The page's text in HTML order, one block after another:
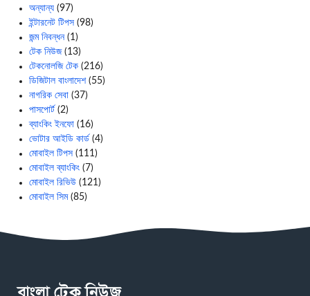
অন্যান্য (97)
ইন্টারনেট টিপস (98)
জন্ম নিবন্ধন(1)
টেক নিউজ(13)
টেকনোলজি টেক (216)
ডিজিটাল বাংলাদেশ(55)
নাগরিক সেবা (37)
পাসপোর্ট (2)
ব্যাংকিং ইনফো (16)
ভোটার আইডি কার্ড (4)
মোবাইল টিপস (111)
মোবাইল ব্যাংকিং (7)
মোবাইল রিভিউ (121)
মোবাইল সিম(85)